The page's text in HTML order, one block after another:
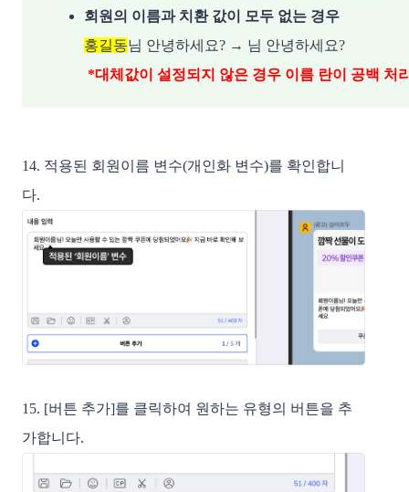
회원의 이름과 치환 값이 모두 없는 경우
홍길동님 안녕하세요? → 님 안녕하세요?
*대체값이 설정되지 않은 경우 이름 란이 공백 처
14. 적용된 회원이름 변수(개인화 변수)를 확인합니
다.
15. [버튼 추가]를 클릭하여 원하는 유형의 버튼을 추
가합니다.